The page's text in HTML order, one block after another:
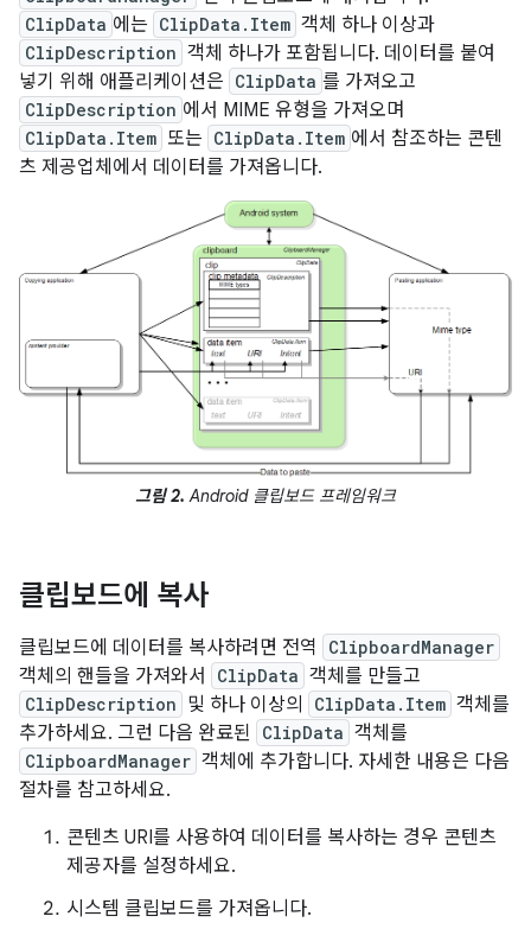
ClipData 에는 ClipData.Item 객체 하나 이상과
ClipDescription 객체 하나가 포함됩니다. 데이터를 붙여
넣기 위해 애플리케이션은 ClipData 를 가져오고
ClipDescription 에서 MIME 유형을 가져오며
ClipData.Item 또는 ClipData.Item 에서 참조하는 콘텐
츠 제공업체에서 데이터를 가져옵니다.
그림 2. Android 클립보드 프레임워크
클립보드에 복사
클립보드에 데이터를 복사하려면 전역 ClipboardManager
객체의 핸들을 가져와서 ClipData 객체를 만들고
ClipDescription 및 하나 이상의 ClipData.Item 객체를
추가하세요. 그런 다음 완료된 ClipData 객체를
ClipboardManager 객체에 추가합니다. 자세한 내용은 다음
절차를 참고하세요.
콘텐츠 URI를 사용하여 데이터를 복사하는 경우 콘텐츠
제공자를 설정하세요.
시스템 클립보드를 가져옵니다.